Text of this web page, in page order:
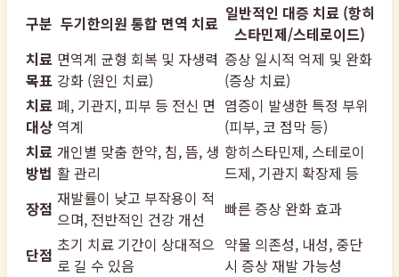
구분 두기한의원 통합 면역 치료 일반적인 대증 치료 (항히
스타민제/스테로이드)
치료
목표
면역계 균형 회복 및 자생력
강화 (원인 치료)
증상 일시적 억제 및 완화
(증상 치료)
치료
대상
폐, 기관지, 피부 등 전신 면
역계
염증이 발생한 특정 부위
(피부, 코 점막 등)
치료
방법
개인별 맞춤 한약, 침, 뜸, 생
활 관리
항히스타민제, 스테로이
드제, 기관지 확장제 등
장점 재발률이 낮고 부작용이 적
으며, 전반적인 건강 개선
빠른 증상 완화 효과
단점 초기 치료 기간이 상대적으
로 길 수 있음
약물 의존성, 내성, 중단
시 증상 재발 가능성